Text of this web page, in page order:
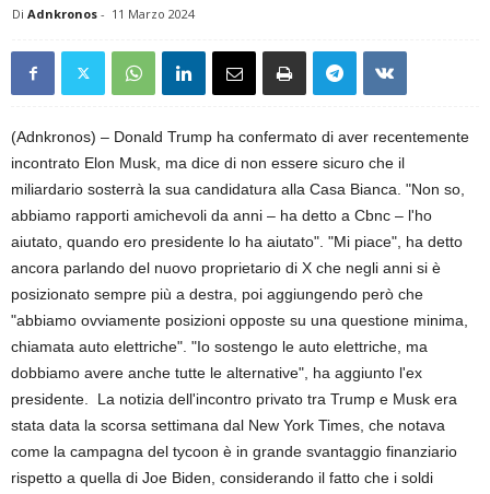
Di Adnkronos - 11 Marzo 2024
(Adnkronos) – Donald Trump ha confermato di aver recentemente
incontrato Elon Musk, ma dice di non essere sicuro che il
miliardario sosterrà la sua candidatura alla Casa Bianca. "Non so,
abbiamo rapporti amichevoli da anni – ha detto a Cbnc – l'ho
aiutato, quando ero presidente lo ha aiutato". "Mi piace", ha detto
ancora parlando del nuovo proprietario di X che negli anni si è
posizionato sempre più a destra, poi aggiungendo però che
"abbiamo ovviamente posizioni opposte su una questione minima,
chiamata auto elettriche". "Io sostengo le auto elettriche, ma
dobbiamo avere anche tutte le alternative", ha aggiunto l'ex
presidente. La notizia dell'incontro privato tra Trump e Musk era
stata data la scorsa settimana dal New York Times, che notava
come la campagna del tycoon è in grande svantaggio finanziario
rispetto a quella di Joe Biden, considerando il fatto che i soldi